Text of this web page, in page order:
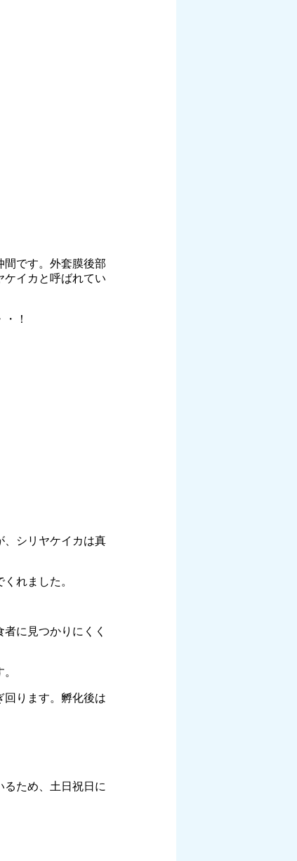
間です。外套膜後部
ケイカと呼ばれてい
！
、シリヤケイカは真
れました。
に見つかりにくく
回ります。孵化後は
ため、土日祝日に